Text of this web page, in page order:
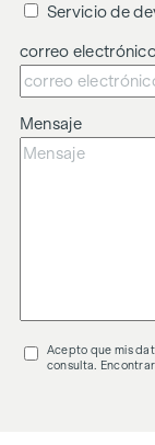
Servicio de
correo
Mensaje
Acepto que mis
consulta.